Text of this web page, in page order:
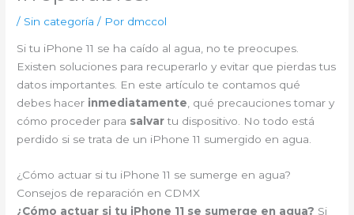
/ Sin categoría / Por dmccol
Si tu iPhone 11 se ha caído al agua, no te preocupes.
Existen soluciones para recuperarlo y evitar que pierdas tus
datos importantes. En este artículo te contamos qué
debes hacer inmediatamente, qué precauciones tomar y
cómo proceder para salvartu dispositivo. No todo está
perdido si se trata de un iPhone 11 sumergido en agua.
¿Cómo actuar si tu iPhone 11 se sumerge en agua?
Consejos de reparación en CDMX
¿Cómo actuar si tu iPhone 11 se sumerge en agua? Si